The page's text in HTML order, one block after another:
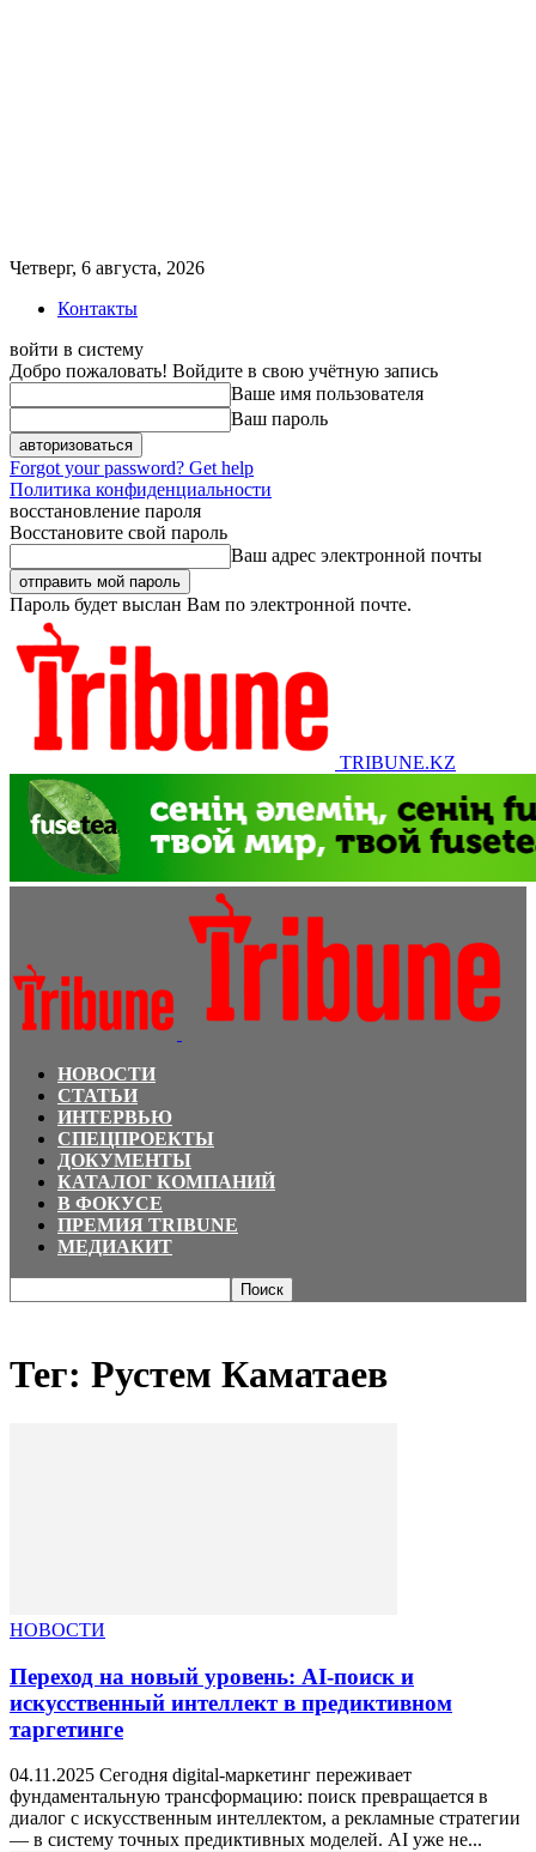
Четверг, 6 августа, 2026
Контакты
войти в систему
Добро пожаловать! Войдите в свою учётную запись
Ваше имя пользователя
Ваш пароль
Forgot your password? Get help
Политика конфиденциальности
восстановление пароля
Восстановите свой пароль
Ваш адрес электронной почты
Пароль будет выслан Вам по электронной почте.
TRIBUNE.KZ
НОВОСТИ
СТАТЬИ
ИНТЕРВЬЮ
СПЕЦПРОЕКТЫ
ДОКУМЕНТЫ
КАТАЛОГ КОМПАНИЙ
В ФОКУСЕ
ПРЕМИЯ TRIBUNE
МЕДИАКИТ
Тег: Рустем Каматаев
НОВОСТИ
Переход на новый уровень: AI-поиск и
искусственный интеллект в предиктивном
таргетинге
04.11.2025 Сегодня digital-маркетинг переживает
фундаментальную трансформацию: поиск превращается в
диалог с искусственным интеллектом, а рекламные стратегии
— в систему точных предиктивных моделей. AI уже не...